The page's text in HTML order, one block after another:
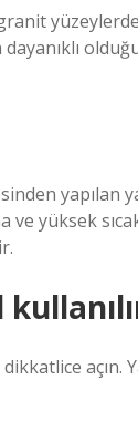
yapılan
yüksek